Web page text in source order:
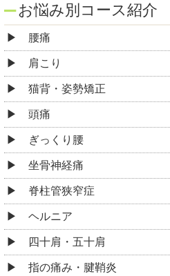
お悩み別コース紹介
腰痛
肩こり
猫背・姿勢矯正
頭痛
ぎっくり腰
坐骨神経痛
脊柱管狭窄症
ヘルニア
四十肩・五十肩
指の痛み・腱鞘炎